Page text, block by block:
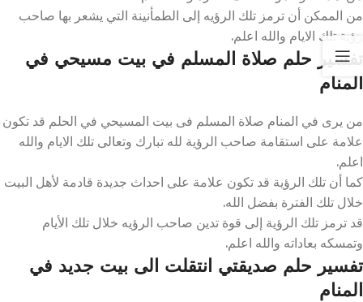
من الممكن أن ترمز تلك الرؤيه إلى الطمأنينة التي يشعر بها صاحب
رؤية تلك الايام والله اعلم.
تفسير حلم صلاة المسلم في بيت مسيحي في
المنام
من يرى في المنام صلاة المسلم فى بيت المسيحي في الحلم قد تكون
علامة على استقامة صاحب الرؤية لله تبارك وتعالى تلك الايام والله
اعلم.
كما أن تلك الرؤية قد تكون علامة على احداث جديدة قادمة لأهل البيت
خلال تلك الفترة بفضل الله.
قد ترمز تلك الرؤية إلى قوة تدين صاحب الرؤيه خلال تلك الأيام
وتمسكه بعاداته والله اعلم.
تفسير حلم صديقتي انتقلت الى بيت جديد في
المنام